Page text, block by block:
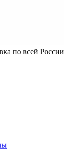
по всей России